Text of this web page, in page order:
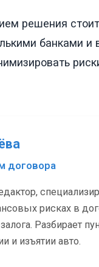
решения стоит
банками и
договора
рисках в
Разбирает
и изъятии авто.